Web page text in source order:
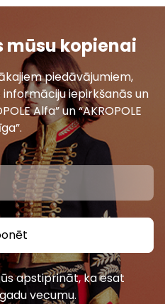
mūsu kopienai
piedāvājumiem,
iepirkšanās un
Alfa” un “AKROPOLE
apstiprināt, ka esat
vecumu.